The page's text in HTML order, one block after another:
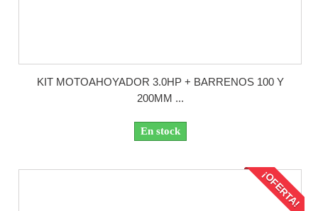
KIT MOTOAHOYADOR 3.0HP + BARRENOS 100 Y
200MM ...
En stock
¡OFERTA!